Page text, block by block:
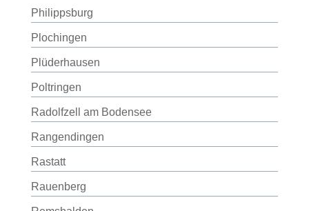
Philippsburg
Plochingen
Plüderhausen
Poltringen
Radolfzell am Bodensee
Rangendingen
Rastatt
Rauenberg